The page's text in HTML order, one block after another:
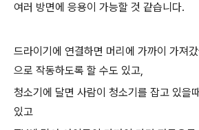
여러 방면에 응용이 가능할 것 같습니다.
드라이기에 연결하면 머리에 가까이 가져
으로 작동하도록 할 수도 있고,
청소기에 달면 사람이 청소기를 잡고 있을
있고